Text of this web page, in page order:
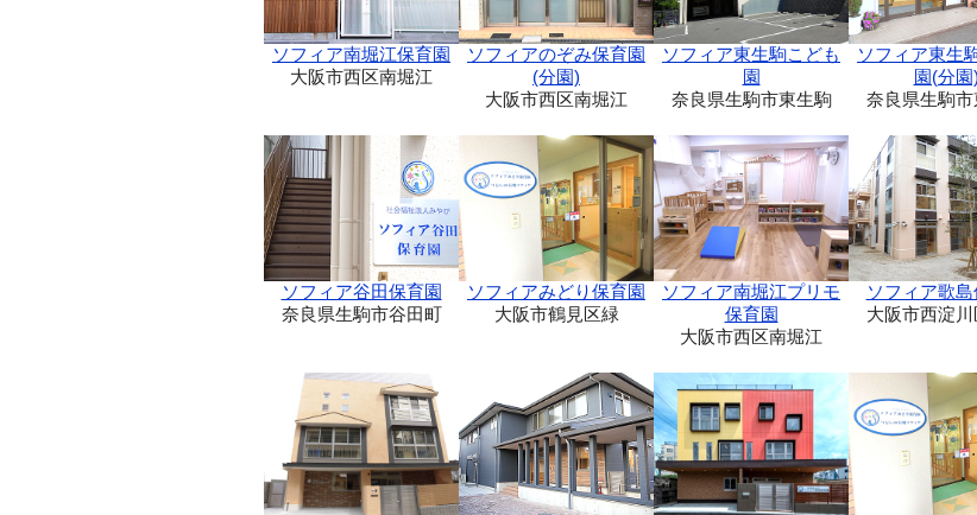
ソフィア南堀江保育園
大阪市西区南堀江
ソフィアのぞみ保育園
(分園)
大阪市西区南堀江
ソフィア東生駒こども
園
奈良県生駒市東生駒
ソフィア東生
園(分園)
奈良県生駒
ソフィア谷田保育園
奈良県生駒市谷田町
ソフィアみどり保育園
大阪市鶴見区緑
ソフィア南堀江プリモ
保育園
大阪市西区南堀江
ソフィア歌
大阪市西淀